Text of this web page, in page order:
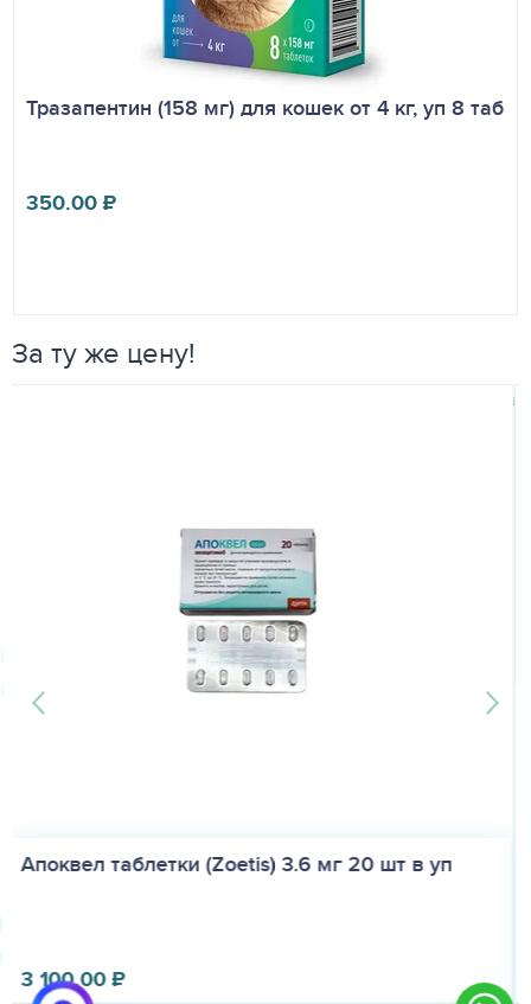
Тразапентин (158 мг) для кошек от 4 кг, уп 8 таб
350.00₽
За ту же цену!
Бравекто для собак весом 10-20 кг, 1табле...
3 070.00